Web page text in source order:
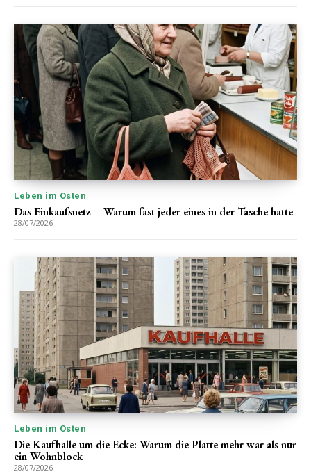
Leben im Osten
Das Einkaufsnetz – Warum fast jeder eines in der Tasche hatte
28/07/2026
Leben im Osten
Die Kaufhalle um die Ecke: Warum die Platte mehr war als nur
ein Wohnblock
28/07/2026